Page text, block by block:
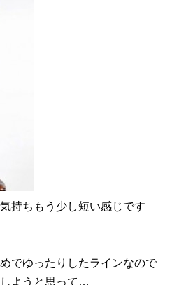
持ちもう少し短い感じです
でゆったりしたラインなので
ようと思って…